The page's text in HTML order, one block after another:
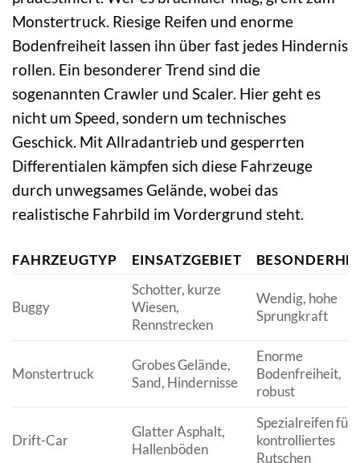
Monstertruck. Riesige Reifen und enorme
Bodenfreiheit lassen ihn über fast jedes Hindernis
rollen. Ein besonderer Trend sind die
sogenannten Crawler und Scaler. Hier geht es
nicht um Speed, sondern um technisches
Geschick. Mit Allradantrieb und gesperrten
Differentialen kämpfen sich diese Fahrzeuge
durch unwegsames Gelände, wobei das
realistische Fahrbild im Vordergrund steht.
FAHRZEUGTYP EINSATZGEBIET
Buggy
Schotter, kurze
Wiesen,
Rennstrecken
Wendig, hohe
Sprungkraft
Monstertruck
Grobes Gelände,
Sand, Hindernisse
Enorme
Bodenfreiheit,
robust
Drift-Car
Glatter Asphalt,
Hallenböden
Spezialreifen für
kontrolliertes
Rutschen